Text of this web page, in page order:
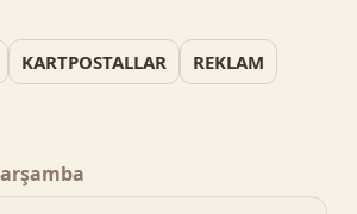
KARTPOSTALLAR
REKLAM